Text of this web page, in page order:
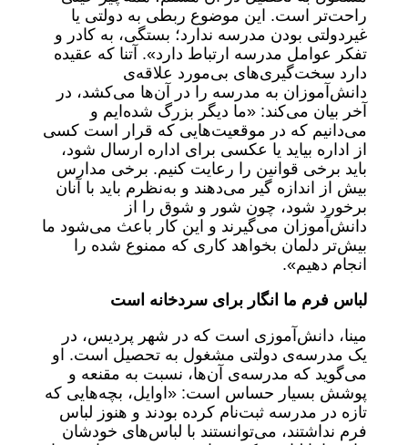
راحت‌تر است. این موضوع ربطی به دولتی یا
غیردولتی بودن مدرسه ندارد؛ بستگی، به کادر و
تفکر عوامل مدرسه ارتباط دارد». آتنا که عقیده
دارد سخت‌گیری‌های بی‌مورد علاقه‌ی
دانش‌آموزان به مدرسه را در آن‌ها می‌کشد، در
آخر بیان می‌کند: «ما دیگر بزرگ شده‌ایم و
می‌دانیم که در موقعیت‌هایی که قرار است کسی
از اداره بیاید یا عکسی برای اداره ارسال شود،
باید برخی قوانین را رعایت کنیم. برخی مدارس
بیش از اندازه گیر می‌دهند و به‌نظرم باید با آنان
برخورد شود، چون شور و شوق را از
دانش‌آموزان می‌گیرند و این کار باعث می‌شود ما
بیش‌تر دلمان بخواهد کاری که ممنوع شده را
انجام دهیم».
لباس فرم ما انگار برای سردخانه است
مینا، دانش‌آموزی است که در شهر پردیس، در
یک مدرسه‌ی دولتی مشغول به تحصیل است. او
می‌گوید که مدرسه‌ی آن‌ها، نسبت به مقنعه و
پوشش بسیار حساس است: «اوایل، بچه‌هایی که
تازه در مدرسه ثبت‌نام کرده بودند و هنوز لباس
فرم نداشتند، می‌توانستند با لباس‌های خودشان